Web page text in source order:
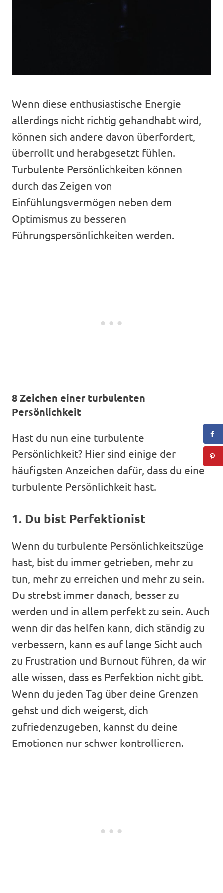
Wenn diese enthusiastische Energie
allerdings nicht richtig gehandhabt wird,
können sich andere davon überfordert,
überrollt und herabgesetzt fühlen.
Turbulente Persönlichkeiten können
durch das Zeigen von
Einfühlungsvermögen neben dem
Optimismus zu besseren
Führungspersönlichkeiten werden.
8 Zeichen einer turbulenten
Persönlichkeit
Hast du nun eine turbulente
Persönlichkeit? Hier sind einige der
häufigsten Anzeichen dafür, dass du eine
turbulente Persönlichkeit hast.
1. Du bist Perfektionist
Wenn du turbulente Persönlichkeitszüge
hast, bist du immer getrieben, mehr zu
tun, mehr zu erreichen und mehr zu sein.
Du strebst immer danach, besser zu
werden und in allem perfekt zu sein. Auch
wenn dir das helfen kann, dich ständig zu
verbessern, kann es auf lange Sicht auch
zu Frustration und Burnout führen, da wir
alle wissen, dass es Perfektion nicht gibt.
Wenn du jeden Tag über deine Grenzen
gehst und dich weigerst, dich
zufriedenzugeben, kannst du deine
Emotionen nur schwer kontrollieren.